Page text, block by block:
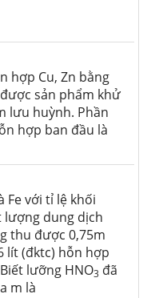
hợp Cu, Zn bằng
sản phẩm khử
lưu huỳnh. Phần
hợp ban đầu là
Fe với tỉ lệ khối
lượng dung dịch
thu được 0,75m
lít (đktc) hỗn hợp
lưỡng HNO3 đã
m là